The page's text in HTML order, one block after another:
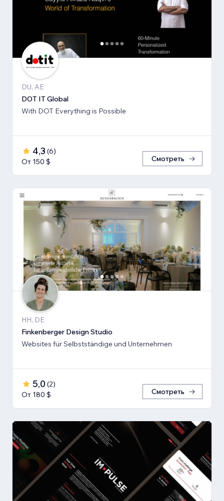
DU, AE
DOT IT Global
With DOT Everything is Possible
4,3 (6)
От 150 $
Смотреть
HH, DE
Finkenberger Design Studio
Websites für Selbstständige und Unternehmen
5,0 (2)
От 180 $
Смотреть